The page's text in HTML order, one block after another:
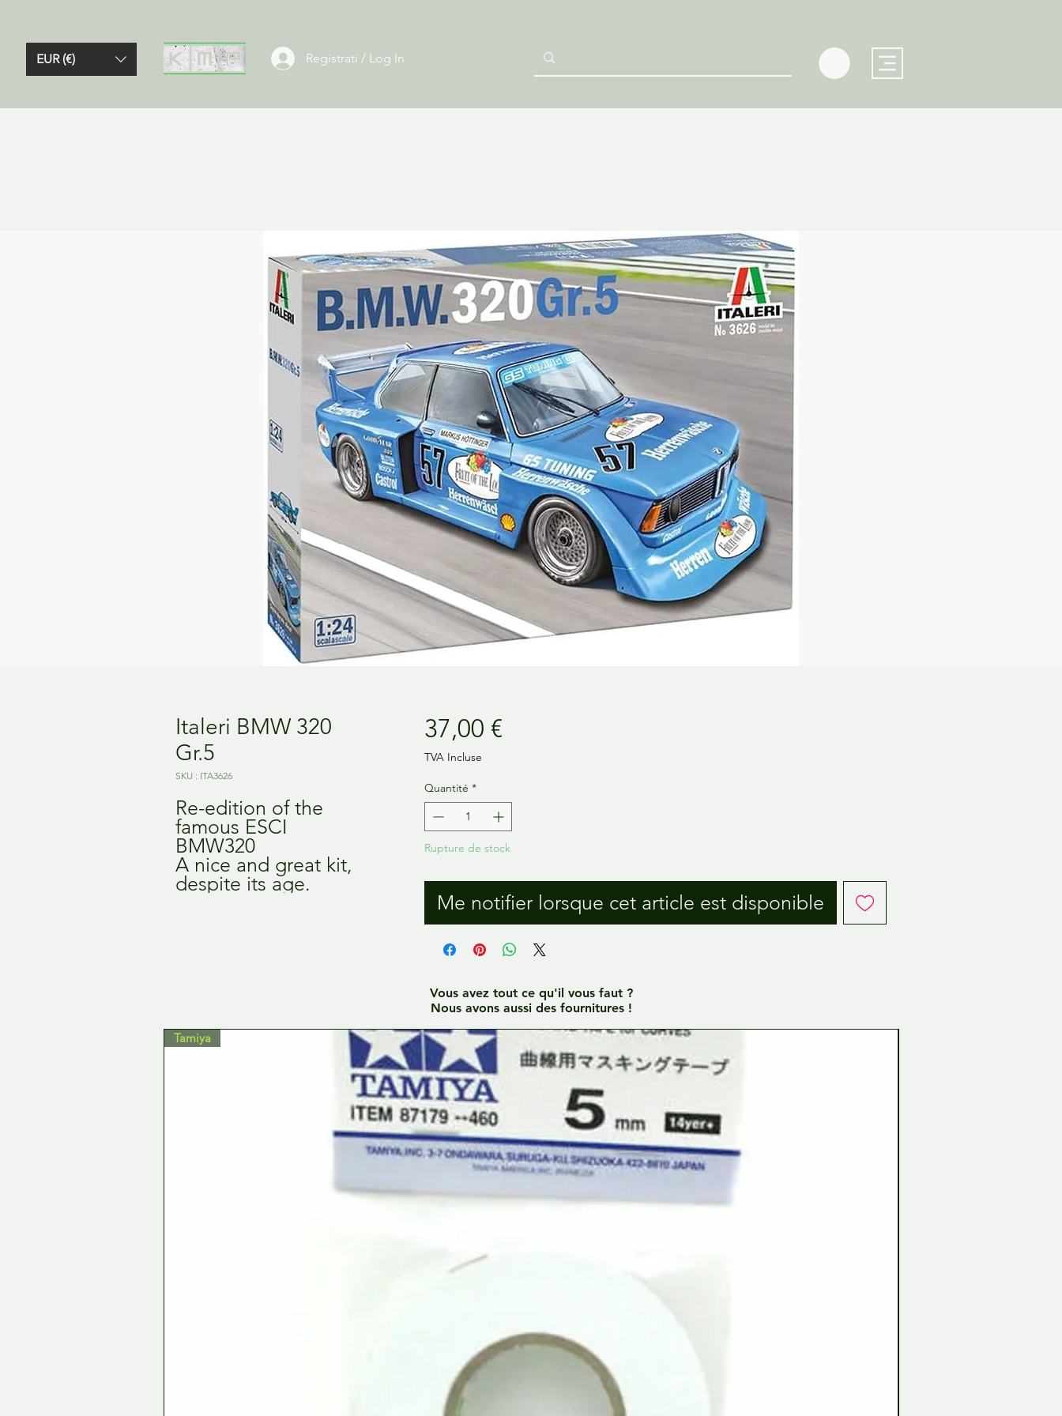
EUR (€) Registrati / Log In
Italeri BMW 320
Gr.5
SKU : ITA3626
Re-edition of the
famous ESCI
BMW320
A nice and great kit,
despite its age.
37,00 €Prix
TVA Incluse
Quantité *
Rupture de stock
Me notifier lorsque cet article est disponible
Vous avez tout ce qu'il vous faut ?
Nous avons aussi des fournitures !
Tamiya